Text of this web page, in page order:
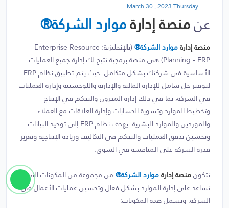
March 30 , 2023 Thursday
عنمنصة إدارةموارد الشركة®
منصة إدارةموارد الشركة®
(بالإنجليزية: Enterprise Resource
Planning - ERP) هي منصة برمجية تتيح لك إدارة جميع العمليات
الأساسية في شركتك بشكل متكامل. حيث يتم تطبيق نظام ERP
لتوفير حل شامل للإدارة المالية والإدارية واللوجستية وإدارة العمليات
في الشركة، بما في ذلك إدارة المخزون والتحكم في الإنتاج
وتخطيط الموارد وتسوية الحسابات وإدارة العلاقات مع العملاء
والموردين والموارد البشرية. يهدف نظام ERP إلى توحيد البيانات
وتحسين تدفق العمليات والتحكم في التكاليف وزيادة الإنتاجية وتعزيز
قدرة الشركة على المنافسة في السوق.
تتكونمنصة إدارةموارد الشركة®من مجموعة من المكونات التي
تساعد على إدارة الموارد بشكل فعال وتحسين عمليات الأعمال في
الشركة. وتشمل هذه المكونات: